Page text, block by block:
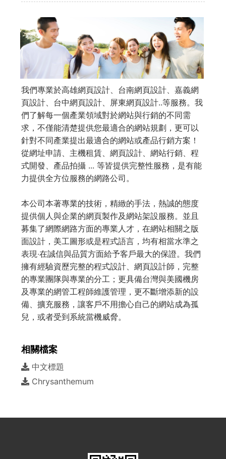
我們專業於高雄網頁設計、台南網頁設計、嘉義網
頁設計、台中網頁設計、屏東網頁設計..等服務。我
們了解每一個產業領域對於網站與行銷的不同需
求，不僅能清楚提供您最適合的網站規劃，更可以
針對不同產業提出最適合的網站或產品行銷方案！
從網址申請、主機租賃、網頁設計、網站行銷、程
式開發、產品拍攝 ... 等皆提供完整性服務，是有能
力提供全方位服務的網路公司。
本公司本著專業的技術，精緻的手法，熱誠的態度
提供個人與企業的網頁製作及網站架設服務。並且
募集了網際網路方面的專業人才，在網站相關之版
面設計，美工圖形或是程式語言，均有相當水準之
表現‧在誠信與品質方面給予客戶最大的保證。我們
擁有經驗資歷完整的程式設計、網頁設計師，完整
的專業團隊與專業的分工；更具備台灣與美國機房
及專業的網管工程師維護管理，更不斷增添新的設
備、擴充服務，讓客戶不用擔心自己的網站成為孤
兒，或者受到系統當機威脅。
相關檔案
中文標題
Chrysanthemum